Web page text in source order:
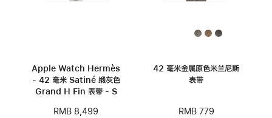
Apple Watch Hermès
- 42 毫米 Satiné 缎灰色
Grand H Fin 表带 - S
RMB 8,499
42 毫米金属原色米兰尼斯
表带
RMB 779